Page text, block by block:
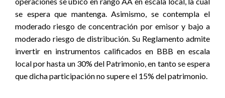
se espera que mantenga. Asimismo, se contempla el
moderado riesgo de concentración por emisor y bajo a
moderado riesgo de distribución. Su Reglamento admite
invertir en instrumentos calificados en BBB en escala
local por hasta un 30% del Patrimonio, en tanto se espera
que dicha participación no supere el 15% del patrimonio.